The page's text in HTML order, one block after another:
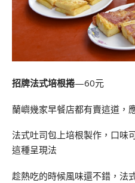
招牌法式培根捲—60元
蘭嶼幾家早餐店都有賣這道，
法式吐司包上培根製作，口味
這種呈現法
趁熱吃的時候風味還不錯，法